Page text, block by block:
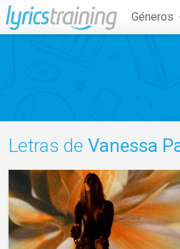
Géneros
Letras de Vanessa